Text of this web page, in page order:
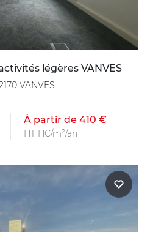
légères VANVES
VANVES
À partir de 410 €
HT HC/m²/an